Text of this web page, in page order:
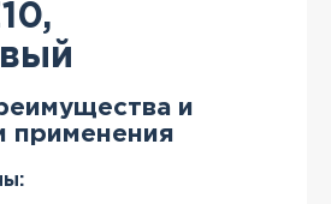
и
применения